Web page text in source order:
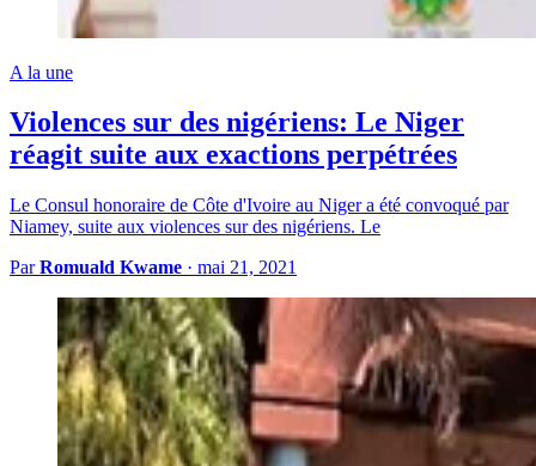
A la une
Violences sur des nigériens: Le Niger
réagit suite aux exactions perpétrées
Le Consul honoraire de Côte d'Ivoire au Niger a été convoqué par
Niamey, suite aux violences sur des nigériens. Le
ParRomuald Kwame · mai 21, 2021